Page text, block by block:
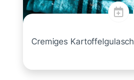
Cremiges Kartoffelgulasch